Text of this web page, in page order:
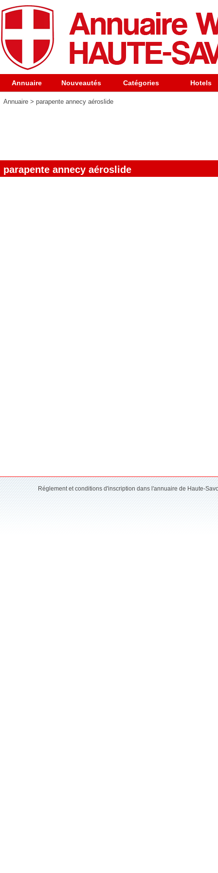
Annuaire Nouveautés Catégories Hotels
Annuaire > parapente annecy aéroslide
parapente annecy aéroslide
Réglement et conditions d'inscription dans l'annuaire de Haute-